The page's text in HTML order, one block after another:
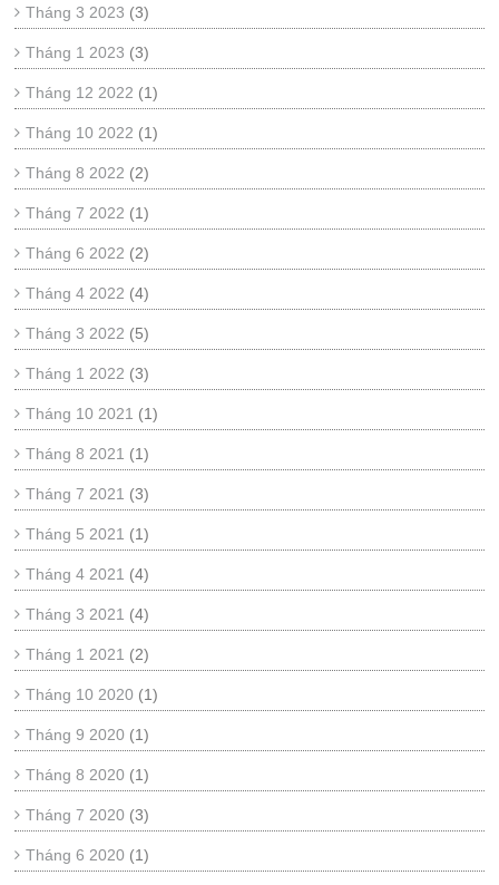
Tháng 3 2023 (3)
Tháng 1 2023 (3)
Tháng 12 2022 (1)
Tháng 10 2022 (1)
Tháng 8 2022 (2)
Tháng 7 2022 (1)
Tháng 6 2022 (2)
Tháng 4 2022 (4)
Tháng 3 2022 (5)
Tháng 1 2022 (3)
Tháng 10 2021 (1)
Tháng 8 2021 (1)
Tháng 7 2021 (3)
Tháng 5 2021 (1)
Tháng 4 2021 (4)
Tháng 3 2021 (4)
Tháng 1 2021 (2)
Tháng 10 2020 (1)
Tháng 9 2020 (1)
Tháng 8 2020 (1)
Tháng 7 2020 (3)
Tháng 6 2020 (1)